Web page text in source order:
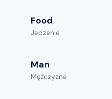
Food
Jedzenie
Man
Mężczyzna